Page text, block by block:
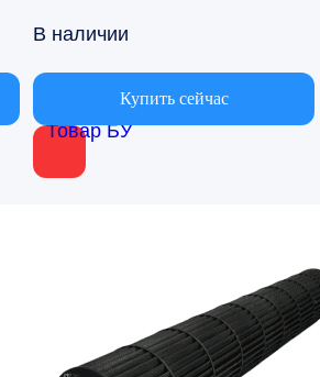
Товар БУ
В наличии
Купить сейчас